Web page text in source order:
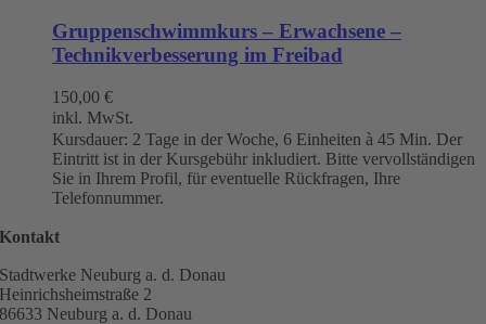
Gruppenschwimmkurs – Erwachsene –
Technikverbesserung im Freibad
150,00 €
inkl. MwSt.
Kursdauer: 2 Tage in der Woche, 6 Einheiten à 45 Min. Der
Eintritt ist in der Kursgebühr inkludiert. Bitte vervollständigen
Sie in Ihrem Profil, für eventuelle Rückfragen, Ihre
Telefonnummer.
Kontakt
Stadtwerke Neuburg a. d. Donau
Heinrichsheimstraße 2
86633 Neuburg a. d. Donau